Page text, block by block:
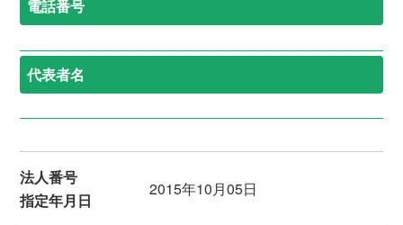
電話番号
代表者名
法人番号
指定年月日
2015年10月05日